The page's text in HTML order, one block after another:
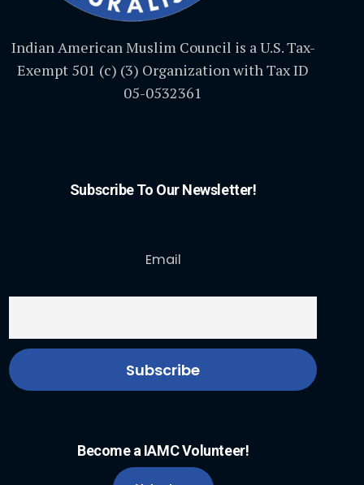
Indian American Muslim Council is a U.S. Tax-
Exempt 501 (c) (3) Organization with Tax ID
05-0532361
Subscribe To Our Newsletter!
Email
Become a IAMC Volunteer!